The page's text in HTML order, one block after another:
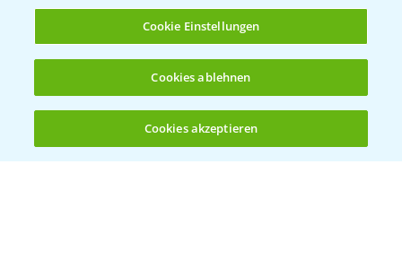
Allgemeine Nutzungsbedingungen
Datenschutzerklärung
Cookie Einstellungen
Cookies ablehnen
Cookies akzeptieren